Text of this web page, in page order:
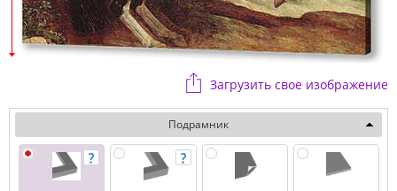
Загрузить свое изображение
Подрамник